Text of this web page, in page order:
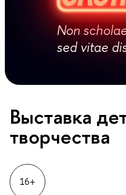
Non
sed vitae
Выставка
творчества
16+